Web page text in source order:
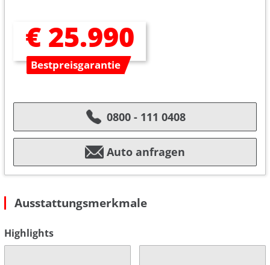
€ 25.990
Bestpreisgarantie
0800 - 111 0408
Auto anfragen
Ausstattungsmerkmale
Highlights